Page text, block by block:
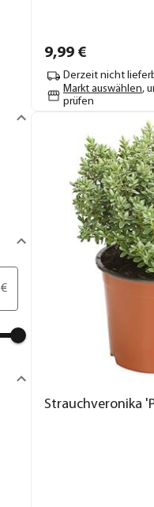
€
9,99 €
Derzeit nicht
Markt auswählen,
prüfen
Strauchveronika